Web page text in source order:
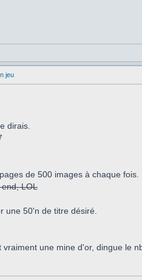
jeu
dirais.
de 500 images à chaque fois.
LOL
une 50'n de titre désiré.
une mine d'or, dingue le